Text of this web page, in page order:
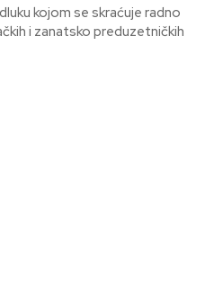
kojom se skraćuje radno
i zanatsko preduzetničkih